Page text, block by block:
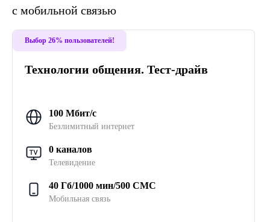
с мобильной связью
Выбор 26% пользователей!
Технологии общения. Тест-драйв
100 Мбит/с
Безлимитный интернет
0 каналов
Телевидение
40 Гб/1000 мин/500 СМС
Мобильная связь